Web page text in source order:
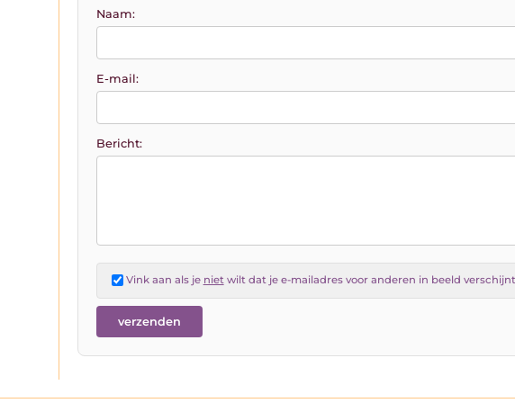
Naam:
E-mail:
Bericht:
Vink aan als je nietwilt dat je e-mailadres voor anderen in beeld verschijnt